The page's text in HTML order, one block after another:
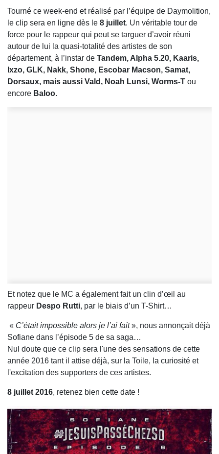
Tourné ce week-end et réalisé par l’équipe de Daymolition,
le clip sera en ligne dès le 8 juillet. Un véritable tour de
force pour le rappeur qui peut se targuer d’avoir réuni
autour de lui la quasi-totalité des artistes de son
département, à l’instar de Tandem, Alpha 5.20, Kaaris,
Ixzo, GLK, Nakk, Shone, Escobar Macson, Samat,
Dorsaux, mais aussi Vald, Noah Lunsi, Worms-T ou
encore Baloo.
Et notez que le MC a également fait un clin d’œil au
rappeur Despo Rutti, par le biais d’un T-Shirt…
« C’était impossible alors je l’ai fait», nous annonçait déjà
Sofiane dans l’épisode 5 de sa saga…
Nul doute que ce clip sera l'une des sensations de cette
année 2016 tant il attise déjà, sur la Toile, la curiosité et
l'excitation des supporters de ces artistes.
8 juillet 2016, retenez bien cette date !